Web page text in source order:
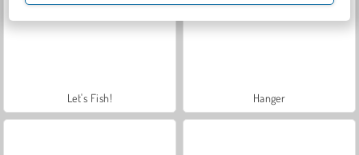
Let's Fish! Hanger